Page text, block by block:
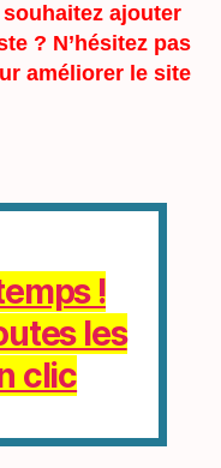
ajouter
? N’hésitez pas
améliorer le site
!
les
clic